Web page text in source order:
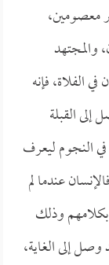
معصومين،
والمجتهد
الفلاة، فإنه
القبلة
النجوم ليعرف
عندما لم
وذلك
إلى الغاية،